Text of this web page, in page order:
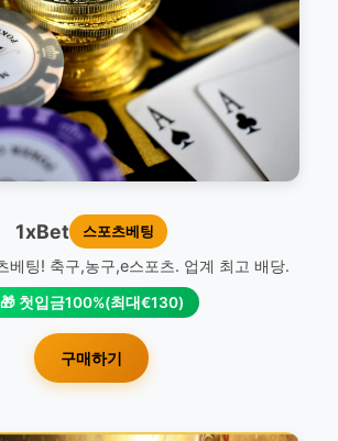
1xBet 스포츠베팅
베팅! 축구,농구,e스포츠. 업계 최고 배당.
🎁 첫입금100%(최대€130)
구매하기